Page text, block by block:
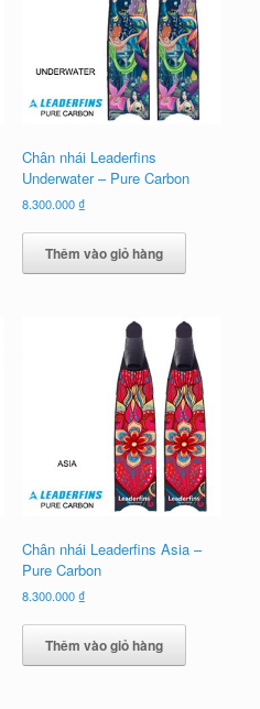
Chân nhái Leaderfins
Underwater – Pure Carbon
8.300.000₫
Thêm vào giỏ hàng
Chân nhái Leaderfins Asia –
Pure Carbon
8.300.000₫
Thêm vào giỏ hàng